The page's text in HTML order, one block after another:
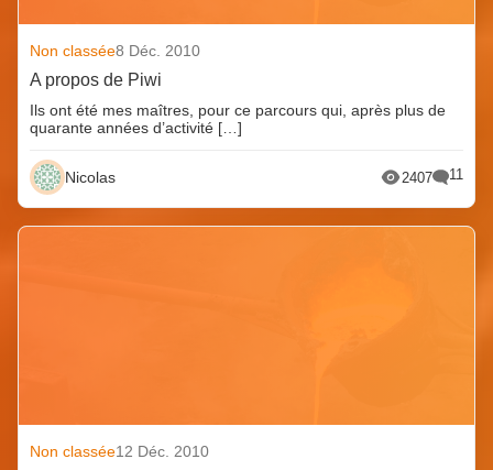
Non classée8 Déc. 2010
A propos de Piwi
Ils ont été mes maîtres, pour ce parcours qui, après plus de
quarante années d’activité […]
Nicolas 2407 11
Non classée12 Déc. 2010